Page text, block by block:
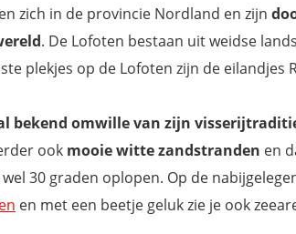
zich in de provincie Nordland en zijn
. De Lofoten bestaan uit weidse
plekjes op de Lofoten zijn de eilandjes
bekend omwille van zijn
ook mooie witte zandstranden en
30 graden oplopen. Op de
en met een beetje geluk zie je ook